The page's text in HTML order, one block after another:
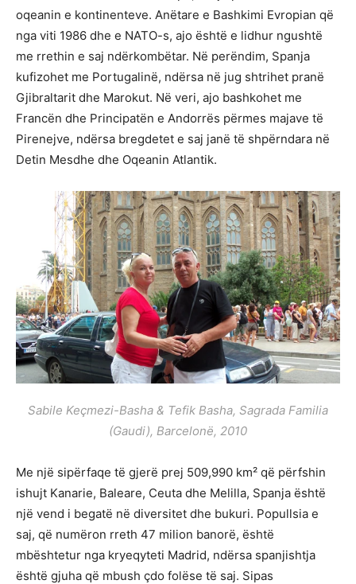
oqeanin e kontinenteve. Anëtare e Bashkimi Evropian që
nga viti 1986 dhe e NATO-s, ajo është e lidhur ngushtë
me rrethin e saj ndërkombëtar. Në perëndim, Spanja
kufizohet me Portugalinë, ndërsa në jug shtrihet pranë
Gjibraltarit dhe Marokut. Në veri, ajo bashkohet me
Francën dhe Principatën e Andorrës përmes majave të
Pirenejve, ndërsa bregdetet e saj janë të shpërndara në
Detin Mesdhe dhe Oqeanin Atlantik.
Sabile Keçmezi-Basha & Tefik Basha, Sagrada Familia
(Gaudi), Barcelonë, 2010
Me një sipërfaqe të gjerë prej 509,990 km² që përfshin
ishujt Kanarie, Baleare, Ceuta dhe Melilla, Spanja është
një vend i begatë në diversitet dhe bukuri. Popullsia e
saj, që numëron rreth 47 milion banorë, është
mbështetur nga kryeqyteti Madrid, ndërsa spanjishtja
është gjuha që mbush çdo folëse të saj. Sipas